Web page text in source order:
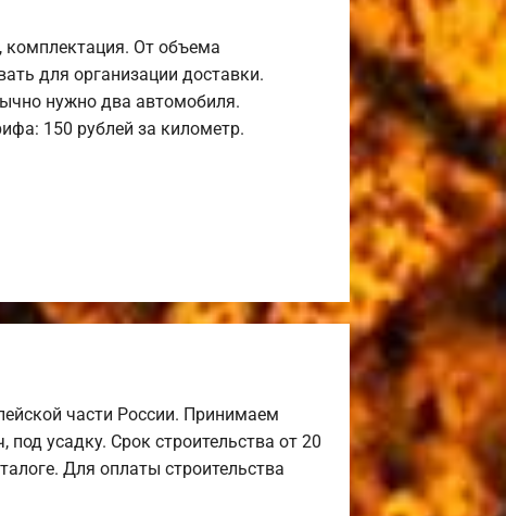
комплектация. От объема
для организации доставки.
нужно два автомобиля.
150 рублей за километр.
части России. Принимаем
усадку. Срок строительства от 20
Для оплаты строительства